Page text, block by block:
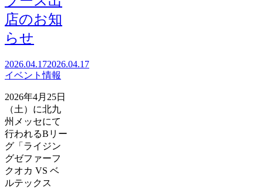
店のお知
らせ
2026.04.172026.04.17
イベント情報
2026年4月25日
（土）に北九
州メッセにて
行われるBリー
グ「ライジン
グゼファーフ
クオカ VS ベ
ルテックス